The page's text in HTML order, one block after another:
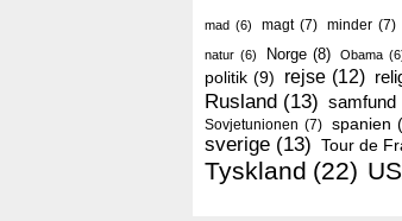
mad (6) magt (7) minder (7)
natur (6) Norge (8) Obama
politik (9) rejse (12)
Rusland (13) samfund
Sovjetunionen (7) spanien
sverige (13) Tour de
Tyskland (22)